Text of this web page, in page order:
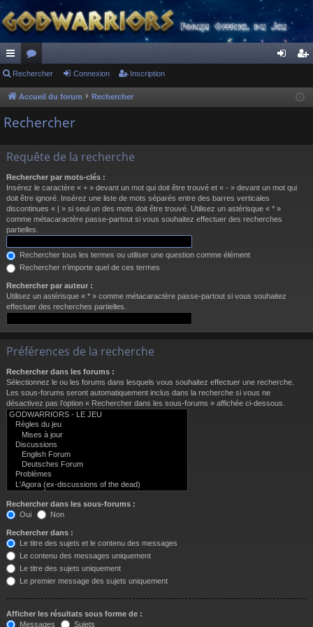
ac
co
ur
s
or
u
m
cri
Rechercher Connexion Inscription
Accueil du forum Rechercher
Rechercher
Requête de la recherche
Rechercher par mots-clés :
Insérez le caractère « + » devant un mot qui doit être trouvé et « - » devant un mot qui
doit être ignoré. Insérez une liste de mots séparés entre des barres verticales
discontinues « | » si seul un des mots doit être trouvé. Utilisez un astérisque « * »
comme métacaractère passe-partout si vous souhaitez effectuer des recherches
partielles.
Rechercher tous les termes ou utiliser une question comme élément
Rechercher n’importe quel de ces termes
Rechercher par auteur :
Utilisez un astérisque « * » comme métacaractère passe-partout si vous souhaitez
effectuer des recherches partielles.
Préférences de la recherche
Rechercher dans les forums :
Sélectionnez le ou les forums dans lesquels vous souhaitez effectuer une recherche.
Les sous-forums seront automatiquement inclus dans la recherche si vous ne
désactivez pas l’option « Rechercher dans les sous-forums » affichée ci-dessous.
Rechercher dans les sous-forums :
Oui
Non
Rechercher dans :
Le titre des sujets et le contenu des messages
Le contenu des messages uniquement
Le titre des sujets uniquement
Le premier message des sujets uniquement
Afficher les résultats sous forme de :
Messages
Sujets